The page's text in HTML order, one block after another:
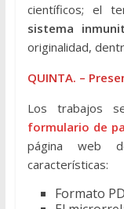
científicos; el
sistema
originalidad,
QUINTA. –
Los trabajos
formulario de
página web
características:
Formato